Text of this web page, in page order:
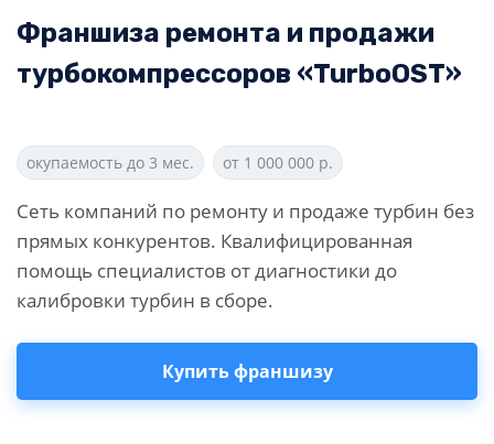
Франшиза ремонта и продажи
турбокомпрессоров «TurboOST»
окупаемость до 3 мес. от 1 000 000 р.
Сеть компаний по ремонту и продаже турбин без
прямых конкурентов. Квалифицированная
помощь специалистов от диагностики до
калибровки турбин в сборе.
Купить франшизу